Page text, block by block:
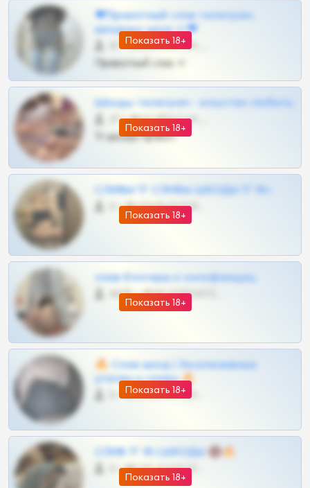
Показать 18+
❤Приватный слив телеграм,
шкодных шкур тг❤
57 •
Приватный слив тг
Показать 18+
Шкоды телеграм - искуство любить
27 •
Тг шкоды приват
Показать 18+
СЛИВЫ ТГ СЛИВЫ ШКОДЫ ТГ 18+
0 •
Показать 18+
слив блогерш и онлифанщиц
4675 •
Показать 18+
🔥 Слив шкод | Эксклюзивные
утечки и сливы 🔥
0 •
Показать 18+
СЛИВ ТГ 18 | ШКОДЫ 🔞🔥
0 •